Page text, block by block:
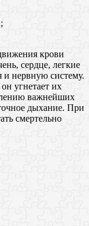
крови
сердце, легкие
и нервную систему.
угнетает их
важнейших
дыхание. При
смертельно